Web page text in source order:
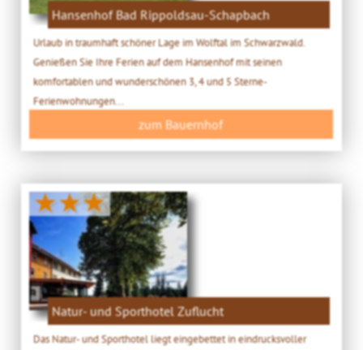
Hansenhof Bad Rippoldsau-Schapbach
Urlaub in traumhaft schöner Lage im Wolftal im Schwarzwald.
Genießen Sie Ihre Ferien auf dem Hansenhof mit seinen
komfortablen und wunderschönen 3, 4 und 5 Sterne-
Ferienwohnungen...
zum Bauernhof
★★★
Natur- und Sporthotel Zuflucht
Das Natur- und Sporthotel liegt eingebettet in eindrucksvoller